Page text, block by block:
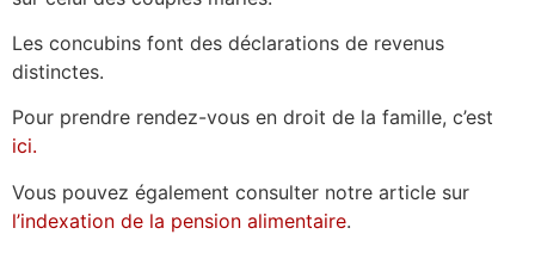
Les concubins font des déclarations de revenus
distinctes.
Pour prendre rendez-vous en droit de la famille, c’est
ici.
Vous pouvez également consulter notre article sur
l’indexation de la pension alimentaire.